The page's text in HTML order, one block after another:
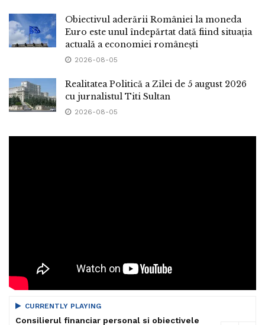
Obiectivul aderării României la moneda
Euro este unul îndepărtat dată fiind situația
actuală a economiei românești
2026-08-05
Realitatea Politică a Zilei de 5 august 2026
cu jurnalistul Titi Sultan
2026-08-05
CURRENTLY PLAYING
Consilierul financiar personal si obiectivele